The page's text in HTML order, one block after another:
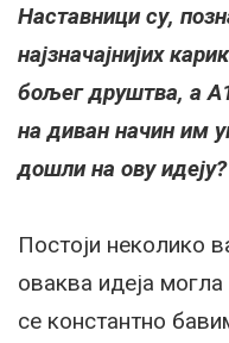
Наставници су,
најзначајнијих
бољег друштва, а
на диван начин им
дошли на ову идеју?
Постоји неколико
оваква идеја
се константно